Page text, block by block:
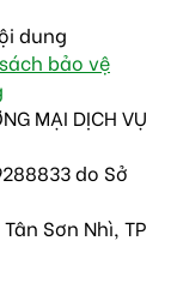
dung
bảo vệ
MẠI DỊCH VỤ
do Sở
Sơn Nhì, TP